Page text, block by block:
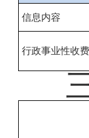
信息内容
行政事业性收费